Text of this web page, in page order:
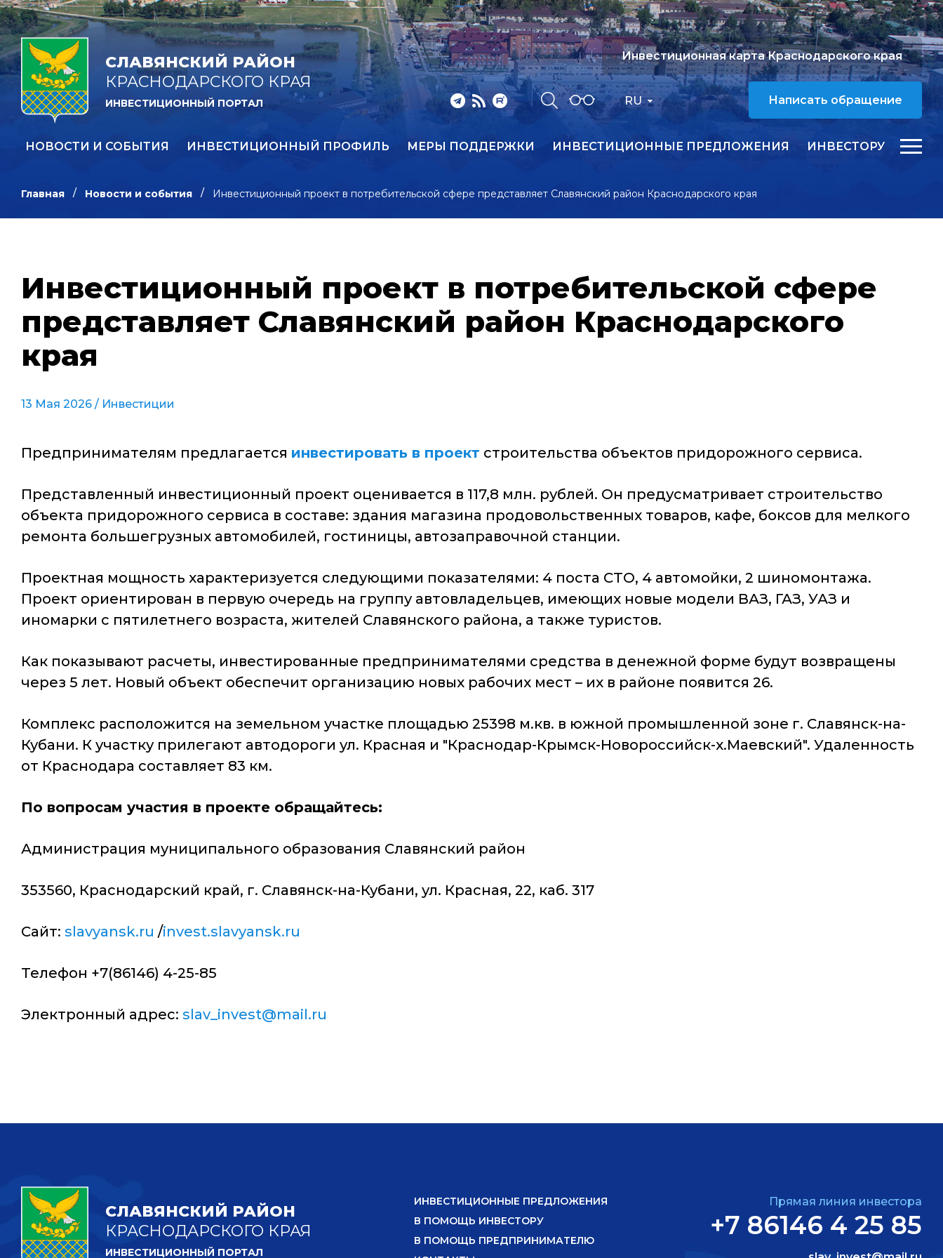
СЛАВЯНСКИЙ РАЙОН
КРАСНОДАРСКОГО КРАЯ
ИНВЕСТИЦИОННЫЙ ПОРТАЛ RU
Инвестиционная карта Краснодарского края
Написать обращение
НОВОСТИ И СОБЫТИЯ ИНВЕСТИЦИОННЫЙ ПРОФИЛЬ МЕРЫ ПОДДЕРЖКИ ИНВЕСТИЦИОННЫЕ ПРЕДЛОЖЕНИЯ ИНВЕСТОРУ
Главная Новости и события Инвестиционный проект в потребительской сфере представляет Славянский район Краснодарского края
Инвестиционный проект в потребительской сфере
представляет Славянский район Краснодарского
края
13 Мая 2026 / Инвестиции
Предпринимателям предлагается инвестировать в проект строительства объектов придорожного сервиса.
Представленный инвестиционный проект оценивается в 117,8 млн. рублей. Он предусматривает строительство
объекта придорожного сервиса в составе: здания магазина продовольственных товаров, кафе, боксов для мелкого
ремонта большегрузных автомобилей, гостиницы, автозаправочной станции.
Проектная мощность характеризуется следующими показателями: 4 поста СТО, 4 автомойки, 2 шиномонтажа.
Проект ориентирован в первую очередь на группу автовладельцев, имеющих новые модели ВАЗ, ГАЗ, УАЗ и
иномарки с пятилетнего возраста, жителей Славянского района, а также туристов.
Как показывают расчеты, инвестированные предпринимателями средства в денежной форме будут возвращены
через 5 лет. Новый объект обеспечит организацию новых рабочих мест – их в районе появится 26.
Комплекс расположится на земельном участке площадью 25398 м.кв. в южной промышленной зоне г. Славянск-на-
Кубани. К участку прилегают автодороги ул. Красная и "Краснодар-Крымск-Новороссийск-х.Маевский". Удаленность
от Краснодара составляет 83 км.
По вопросам участия в проекте обращайтесь:
Администрация муниципального образования Славянский район
353560, Краснодарский край, г. Славянск-на-Кубани, ул. Красная, 22, каб. 317
Сайт: slavyansk.ru /invest.slavyansk.ru
Телефон +7(86146) 4-25-85
Электронный адрес: slav_invest@mail.ru
СЛАВЯНСКИЙ РАЙОН
КРАСНОДАРСКОГО КРАЯ
ИНВЕСТИЦИОННЫЙ ПОРТАЛ
ИНВЕСТИЦИОННЫЕ ПРЕДЛОЖЕНИЯ
В ПОМОЩЬ ИНВЕСТОРУ
В ПОМОЩЬ ПРЕДПРИНИМАТЕЛЮ
Прямая линия инвестора
+7 86146 4 25 85